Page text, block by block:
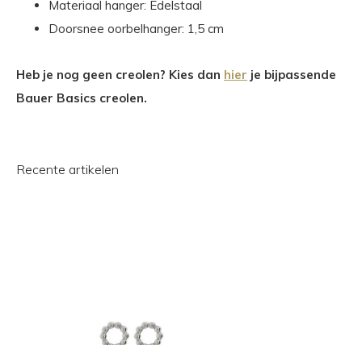
Materiaal hanger: Edelstaal
Doorsnee oorbelhanger: 1,5 cm
Heb je nog geen creolen? Kies dan hier je bijpassende
Bauer Basics creolen.
Recente artikelen